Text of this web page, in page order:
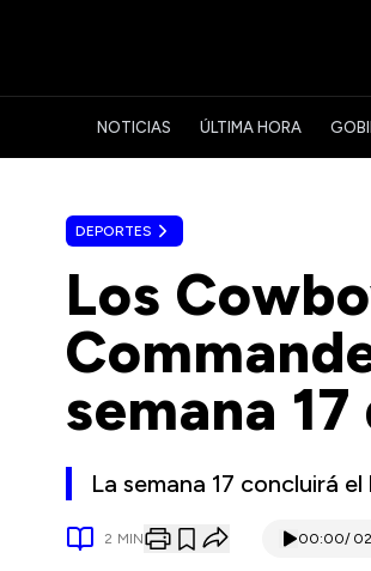
NOTICIAS ÚLTIMA HORA
DEPORTES
Los
semana
La semana 17 concluirá
2 MIN 00:00/